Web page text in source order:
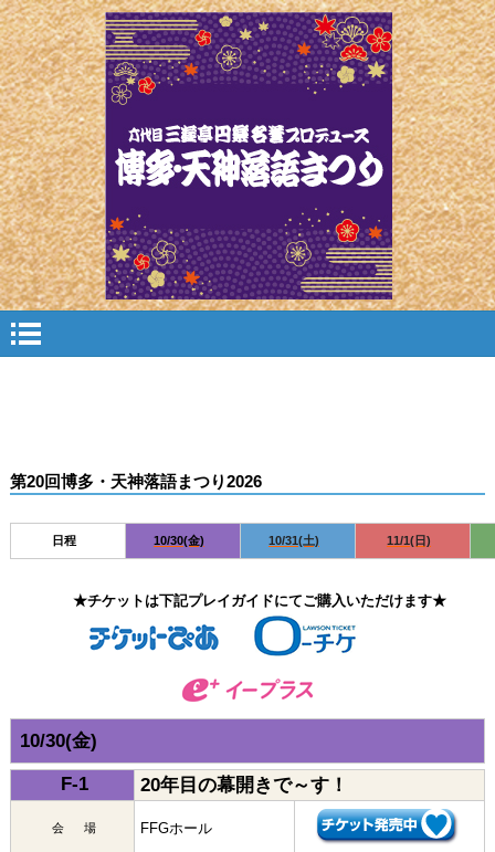
第20回博多・天神落語まつり2026
日程 10/30(金) 10/31(土) 11/1(日)
★チケットは下記プレイガイドにてご購入いただけます★
10/30(金)
F-1 20年目の幕開きで～す！
会 場 FFGホール